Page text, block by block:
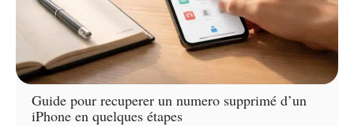
Guide pour recuperer un numero supprimé d’un
iPhone en quelques étapes